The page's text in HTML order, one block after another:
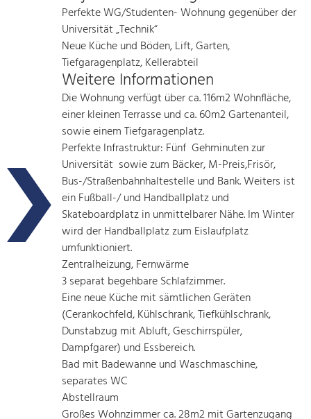
Perfekte WG/Studenten- Wohnung gegenüber der
Universität „Technik“
Neue Küche und Böden, Lift, Garten,
Tiefgaragenplatz, Kellerabteil
Weitere Informationen
Die Wohnung verfügt über ca. 116m2 Wohnfläche,
einer kleinen Terrasse und ca. 60m2 Gartenanteil,
sowie einem Tiefgaragenplatz.
Perfekte Infrastruktur: Fünf Gehminuten zur
Universität sowie zum Bäcker, M-Preis,Frisör,
Bus-/Straßenbahnhaltestelle und Bank. Weiters ist
ein Fußball-/ und Handballplatz und
Skateboardplatz in unmittelbarer Nähe. Im Winter
wird der Handballplatz zum Eislaufplatz
umfunktioniert.
Zentralheizung, Fernwärme
3 separat begehbare Schlafzimmer.
Eine neue Küche mit sämtlichen Geräten
(Cerankochfeld, Kühlschrank, Tiefkühlschrank,
Dunstabzug mit Abluft, Geschirrspüler,
Dampfgarer) und Essbereich.
Bad mit Badewanne und Waschmaschine,
separates WC
Abstellraum
Großes Wohnzimmer ca. 28m2 mit Gartenzugang